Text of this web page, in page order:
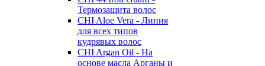
Термозащита волос
CHI Aloe Vera - Линия
для всех типов
кудрявых волос
CHI Argan Oil - На
основе масла Арганы и